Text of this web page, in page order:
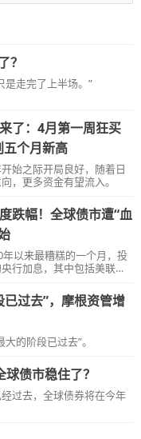
？
是走完了上半场。”
了：4月第一周狂买
个月新高
始之际开局良好，随着日
，更多资金有望流入。
跌幅！全球债市遭“血
以来最糟糕的一个月，投
行加息，其中包括美联储
过去”，摩根资管增
的阶段已过去”。
债市稳住了？
过去，全球债券将在今年